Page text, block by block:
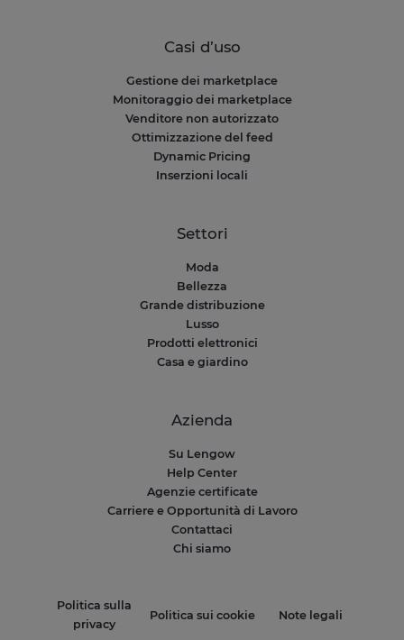
Casi d’uso
Gestione dei marketplace
Monitoraggio dei marketplace
Venditore non autorizzato
Ottimizzazione del feed
Dynamic Pricing
Inserzioni locali
Settori
Moda
Bellezza
Grande distribuzione
Lusso
Prodotti elettronici
Casa e giardino
Azienda
Su Lengow
Help Center
Agenzie certificate
Carriere e Opportunità di Lavoro
Contattaci
Chi siamo
Politica sulla
privacy
Politica sui cookie Note legali